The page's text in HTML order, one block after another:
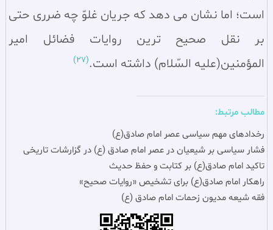
است؛ اما نشان می‌ دهد که جریان غلوّ چه ضرری حتی
بر نقل صحیح‌ ترین روایات فضائل امیر
المؤمنین(علیه السّلام) داشته است.(27)
مطالب مرتبط:
رخدادهای مهم سیاسی عصر امام صادق(ع)
فشار سياسی بر شيعيان در عصر امام صادق (ع) در گزارشات تاريخی
تاکید امام صادق(ع) بر کتابت و حفظ حدیث
راهکار امام صادق(ع) برای تشخیص «روایات صحیح»
فقه شیعه مدیون زحمات امام صادق (ع)